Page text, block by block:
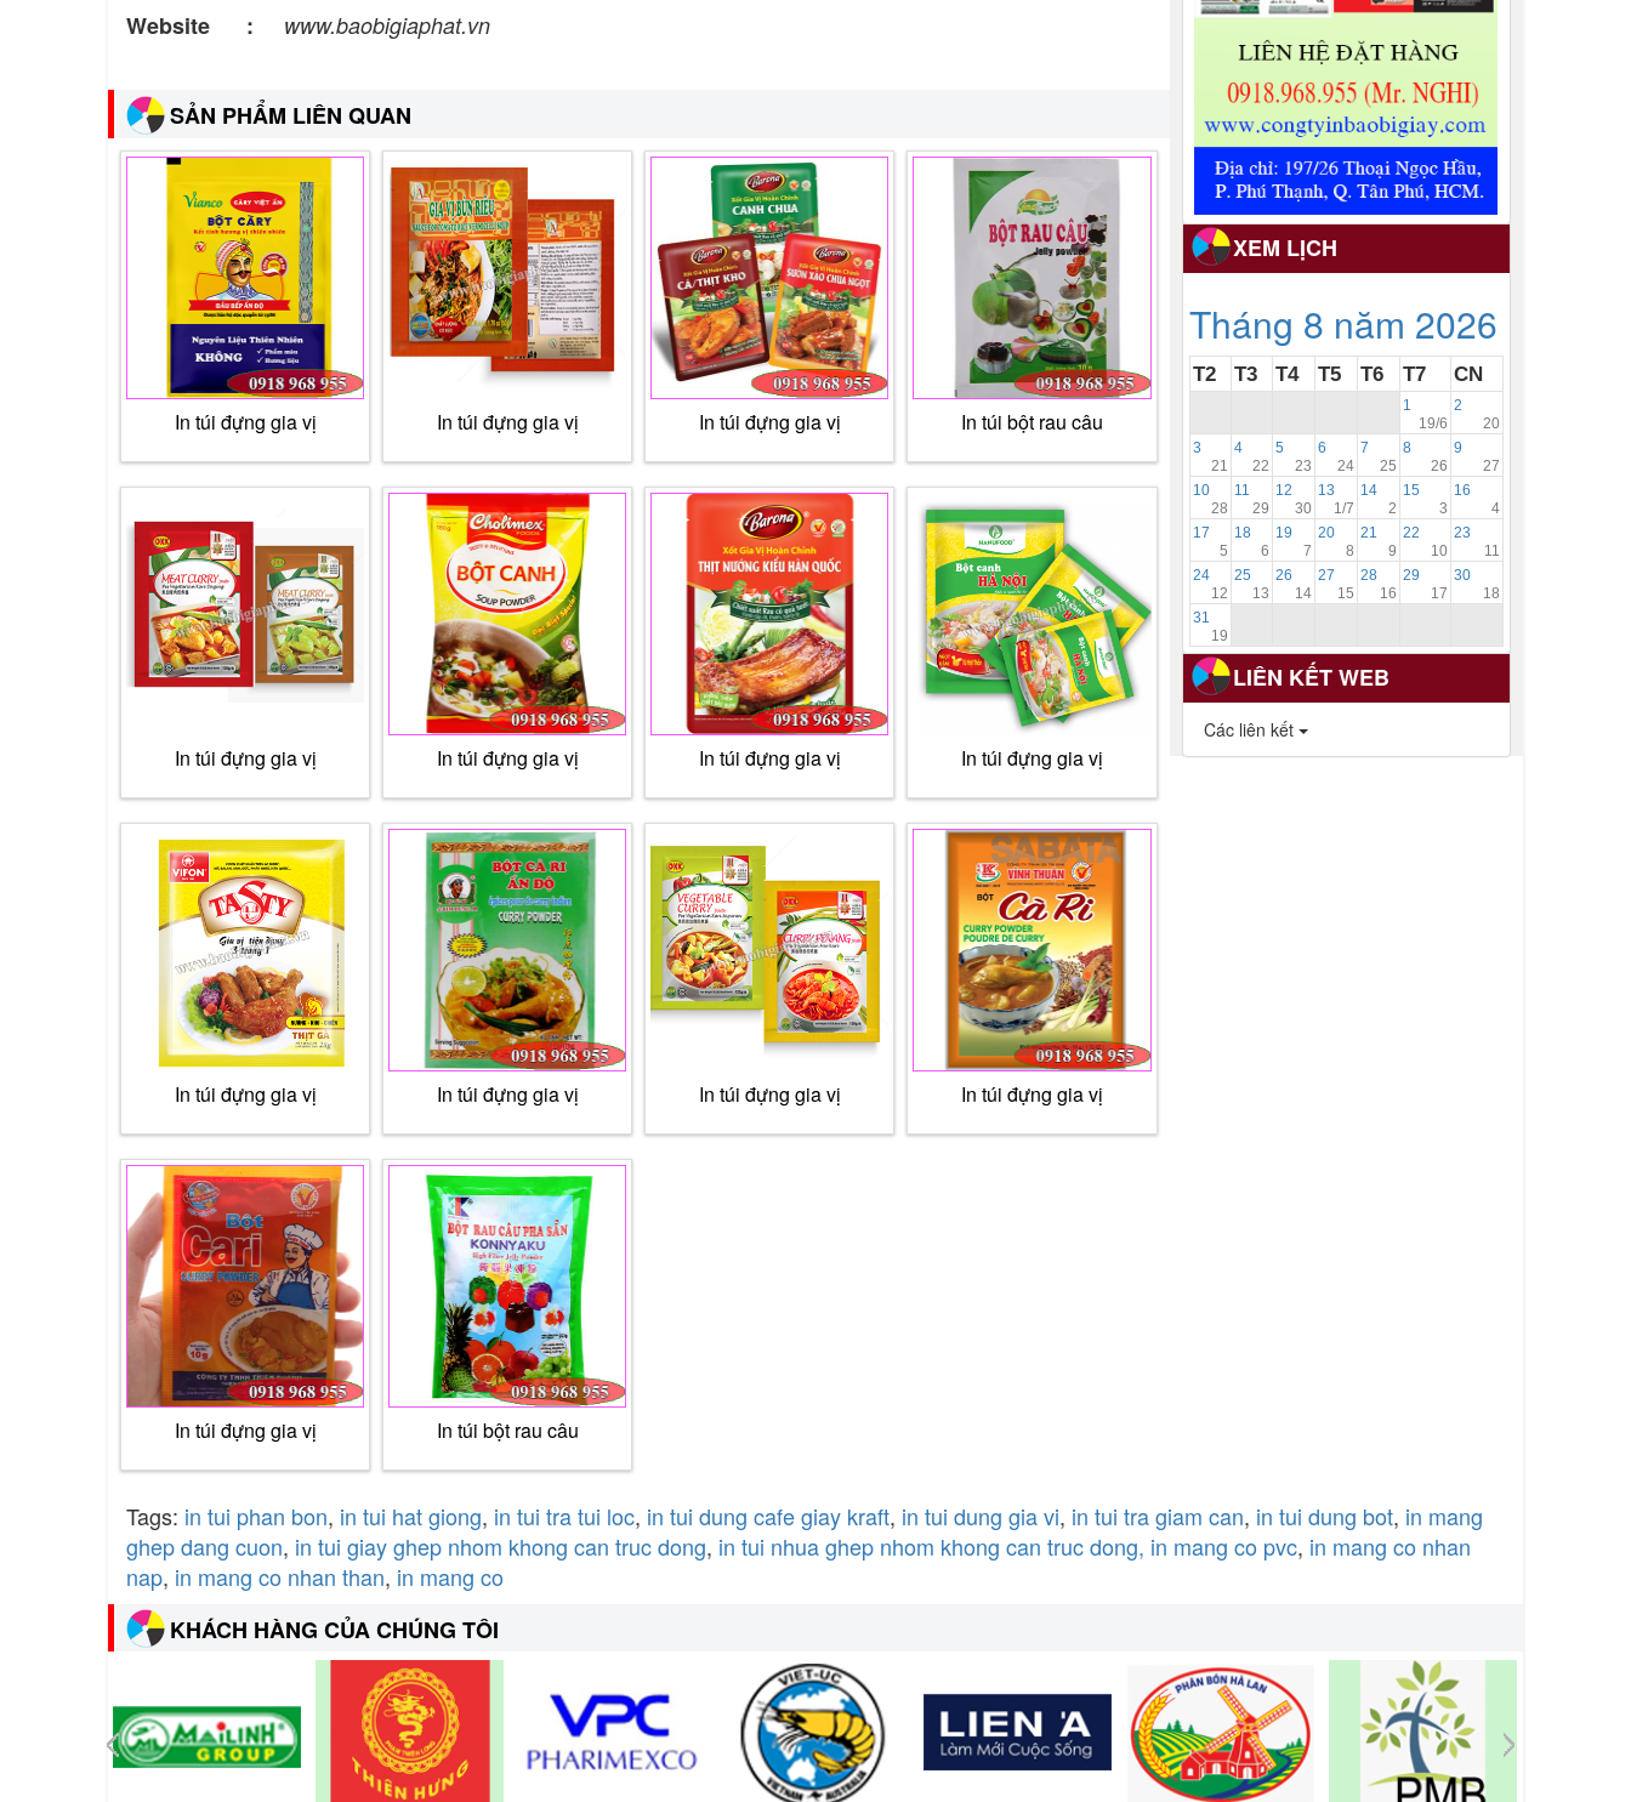
Website : www.baobigiaphat.vn
SẢN PHẨM LIÊN QUAN
In túi đựng gia vị In túi đựng gia vị In túi đựng gia vị In túi bột rau câu
In túi đựng gia vị In túi đựng gia vị In túi đựng gia vị In túi đựng gia vị
In túi đựng gia vị In túi đựng gia vị In túi đựng gia vị In túi đựng gia vị
In túi đựng gia vị In túi bột rau câu
XEM LỊCH
Tháng 8 năm 2026
T2 T3 T4 T5 T6 T7 CN
1
19/6
2
20
3
21
4
22
5
23
6
24
7
25
8
26
9
27
10
28
11
29
12
30
13
1/7
14
2
15
3
16
4
17
5
18
6
19
7
20
8
21
9
22
10
23
11
24
12
25
13
26
14
27
15
28
16
29
17
30
18
31
19
LIÊN KẾT WEB
Các liên kết
Tags: in tui phan bon, in tui hat giong, in tui tra tui loc, in tui dung cafe giay kraft, in tui dung gia vi, in tui tra giam can, in tui dung bot, in mang
ghep dang cuon, in tui giay ghep nhom khong can truc dong, in tui nhua ghep nhom khong can truc dong, in mang co pvc, in mang co nhan
nap, in mang co nhan than, in mang co
KHÁCH HÀNG CỦA CHÚNG TÔI